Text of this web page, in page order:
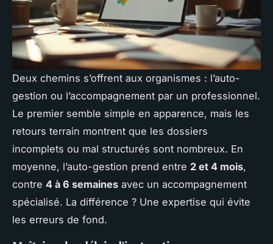
Deux chemins s’offrent aux organismes : l’auto-
gestion ou l’accompagnement par un professionnel.
Le premier semble simple en apparence, mais les
retours terrain montrent que les dossiers
incomplets ou mal structurés sont nombreux. En
moyenne, l’auto-gestion prend entre 2 et 4 mois,
contre 4 à 6 semaines avec un accompagnement
spécialisé. La différence ? Une expertise qui évite
les erreurs de fond.